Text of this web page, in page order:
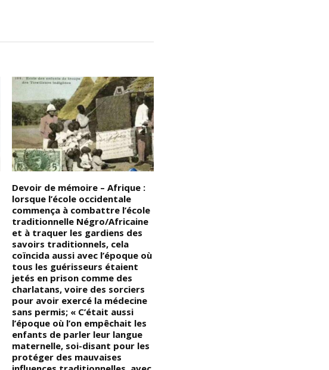
Devoir de mémoire – Afrique :
lorsque l’école occidentale
commença à combattre l’école
traditionnelle Négro/Africaine
et à traquer les gardiens des
savoirs traditionnels, cela
coïncida aussi avec l’époque où
tous les guérisseurs étaient
jetés en prison comme des
charlatans, voire des sorciers
pour avoir exercé la médecine
sans permis; « C’était aussi
l’époque où l’on empêchait les
enfants de parler leur langue
maternelle, soi-disant pour les
protéger des mauvaises